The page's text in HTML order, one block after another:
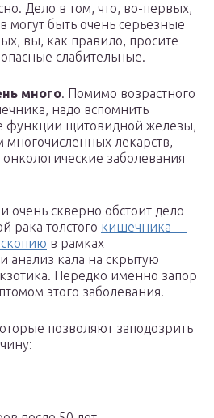
Дело в том, что, во-первых,
могут быть очень серьезные
вы, как правило, просите
слабительные.
много. Помимо возрастного
надо вспомнить
функции щитовидной железы,
лекарств,
заболевания
очень скверно обстоит дело
рака толстого кишечника —
в рамках
анализ кала на скрытую
Нередко именно запор
этого заболевания.
позволяют заподозрить